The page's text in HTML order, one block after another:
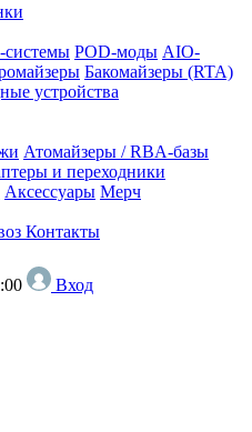
системы POD-моды AIO-
Бакомайзеры (RTA)
устройства
Атомайзеры / RBA-базы
и переходники
Аксессуары Мерч
Контакты
Вход